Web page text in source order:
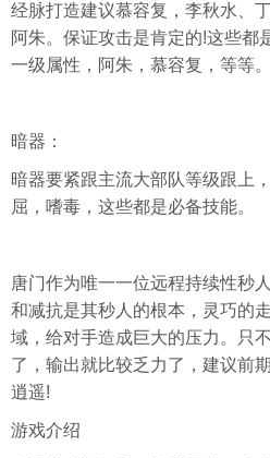
经脉打造建议慕容复，李秋水、
阿朱。保证攻击是肯定的!这些都
一级属性，阿朱，慕容复，等等。
暗器：
暗器要紧跟主流大部队等级跟上
屈，嗜毒，这些都是必备技能。
唐门作为唯一一位远程持续性秒
和减抗是其秒人的根本，灵巧的
域，给对手造成巨大的压力。只
了，输出就比较乏力了，建议前
逍遥!
游戏介绍